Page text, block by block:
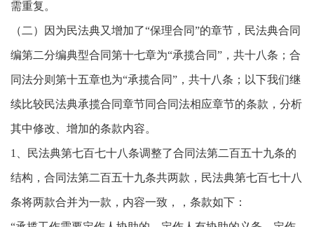
需重复。
（二）因为民法典又增加了“保理合同”的章节，民法典合同
编第二分编典型合同第十七章为“承揽合同”，共十八条；合
同法分则第十五章也为“承揽合同”，共十八条；以下我们继
续比较民法典承揽合同章节同合同法相应章节的条款，分析
其中修改、增加的条款内容。
1、民法典第七百七十八条调整了合同法第二百五十九条的
结构，合同法第二百五十九条共两款，民法典第七百七十八
条将两款合并为一款，内容一致，，条款如下：